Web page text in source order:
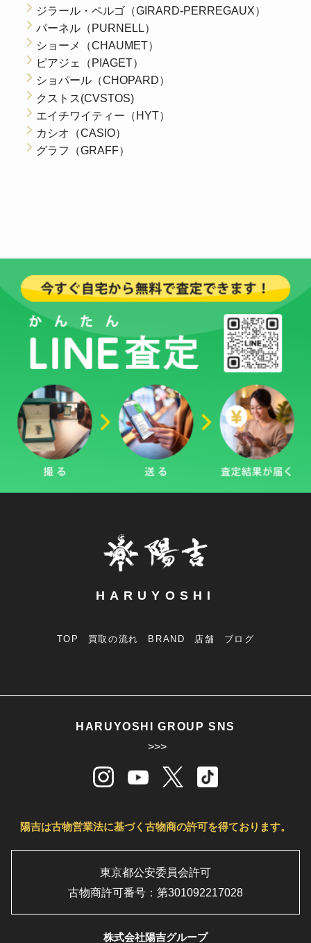
ジラール・ペルゴ（GIRARD-PERREGAUX）
パーネル（PURNELL）
ショーメ（CHAUMET）
ピアジェ（PIAGET）
ショパール（CHOPARD）
クストス(CVSTOS)
エイチワイティー（HYT）
カシオ（CASIO）
グラフ（GRAFF）
HARUYOSHI
TOP 買取の流れ BRAND 店舗 ブログ
HARUYOSHI GROUP SNS
>>>
陽吉は古物営業法に基づく古物商の許可を得ております。
東京都公安委員会許可
古物商許可番号：第301092217028
株式会社陽吉グループ